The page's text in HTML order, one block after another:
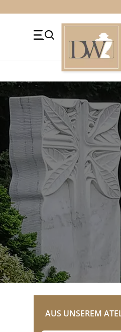
+49
STILE
MOTIVE
MATERIAL
ÜBER UNS
VIDEOS
KONTAKT
AUS UNSEREM